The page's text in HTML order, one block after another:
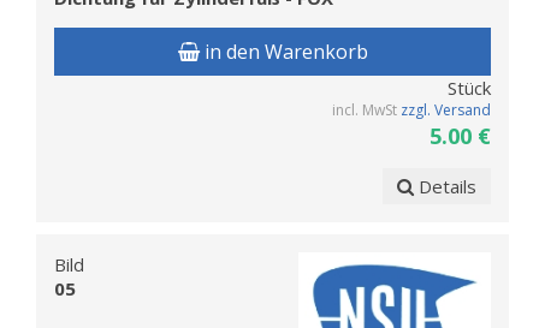
in den Warenkorb
Stück
incl. MwSt zzgl. Versand
5.00 €
Details
Bild
05